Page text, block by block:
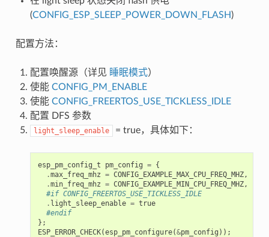
(CONFIG_ESP_SLEEP_POWER_DOWN_FLASH)
配置方法：
配置唤醒源（详见 睡眠模式）
使能 CONFIG_PM_ENABLE
使能 CONFIG_FREERTOS_USE_TICKLESS_IDLE
配置 DFS 参数
light_sleep_enable = true，具体如下：
esp_pm_config_t pm_config = {
.max_freq_mhz = CONFIG_EXAMPLE_MAX_CPU_FREQ_MHZ,
.min_freq_mhz = CONFIG_EXAMPLE_MIN_CPU_FREQ_MHZ,
#if CONFIG_FREERTOS_USE_TICKLESS_IDLE
. light_sleep_enable = true
#endif
};
ESP_ERROR_CHECK(esp_pm_configure(&pm_config ));